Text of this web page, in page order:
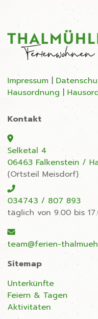
Impressum |
Hausordnung |
Kontakt
Selketal 4
06463 Falkenstein /
(Ortsteil Meisdorf)
034743 / 807 893
täglich von 9.00 bis
team@ferien-
Sitemap
Unterkünfte
Feiern & Tagen
Aktivitäten